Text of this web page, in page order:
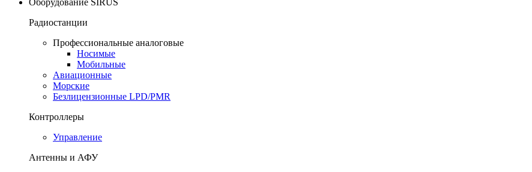
Оборудование SIRUS
Радиостанции
Профессиональные аналоговые
Носимые
Мобильные
Авиационные
Морские
Безлицензионные LPD/PMR
Контроллеры
Управление
Антенны и АФУ